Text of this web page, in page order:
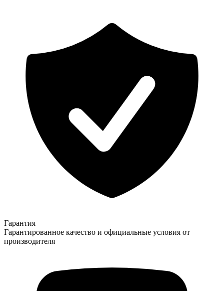
Гарантия
Гарантированное качество и официальные условия от
производителя